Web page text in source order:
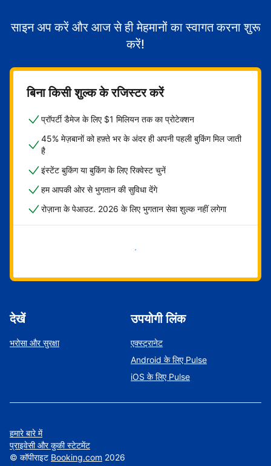
साइन अप करें और आज से ही मेहमानों का स्वागत करना शुरू
करें!
बिना किसी शुल्क के रजिस्टर करें
प्रॉपर्टी डैमेज के लिए $1 मिलियन तक का प्रोटेक्शन
45% मेज़बानों को हफ़्ते भर के अंदर ही अपनी पहली बुकिंग मिल जाती
है
इंस्टेंट बुकिंग या बुकिंग के लिए रिक्वेस्ट चुनें
हम आपकी ओर से भुगतान की सुविधा देंगे
रोज़ाना के पेआउट. 2026 के लिए भुगतान सेवा शुल्क नहीं लगेगा
अभी शुरू करें
देखें
भरोसा और सुरक्षा
उपयोगी लिंक
एक्स्ट्रानेट
Android के लिए Pulse
iOS के लिए Pulse
हमारे बारे में
प्राइवेसी और कुकी स्टेटमेंट
© कॉपीराइट Booking.com 2026